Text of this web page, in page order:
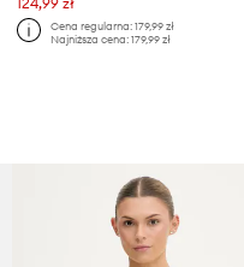
Cena regularna: 179,99 zł
Najniższa cena: 179,99 zł